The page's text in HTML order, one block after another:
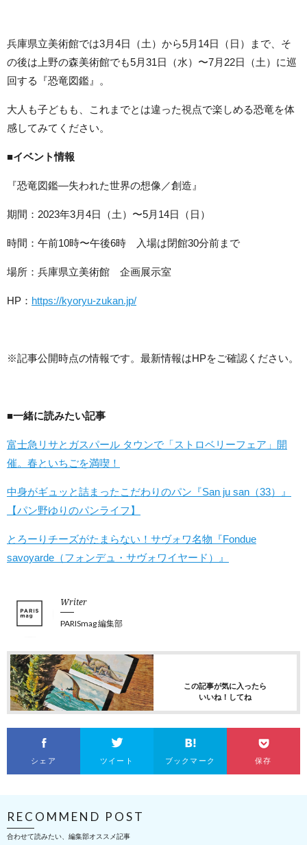
兵庫県立美術館では3月4日（土）から5月14日（日）まで、そ
の後は上野の森美術館でも5月31日（水）〜7月22日（土）に巡
回する『恐竜図鑑』。
大人も子どもも、これまでとは違った視点で楽しめる恐竜を体
感してみてください。
■イベント情報
『恐竜図鑑―失われた世界の想像／創造』
期間：2023年3月4日（土）〜5月14日（日）
時間：午前10時〜午後6時 入場は閉館30分前まで
場所：兵庫県立美術館 企画展示室
HP： https://kyoryu-zukan.jp/
※記事公開時点の情報です。最新情報はHPをご確認ください。
■一緒に読みたい記事
富士急リサとガスパール タウンで「ストロベリーフェア」開
催。春といちごを満喫！
中身がギュッと詰まったこだわりのパン『San ju san（33）』
【パン野ゆりのパンライフ】
とろーりチーズがたまらない！サヴォワ名物『Fondue
savoyarde（フォンデュ・サヴォワイヤード）』
Writer
PARISmag 編集部
この記事が気に入ったら
いいね！してね
シェア ツイート ブックマーク 保存
RECOMMEND POST
合わせて読みたい、編集部オススメ記事